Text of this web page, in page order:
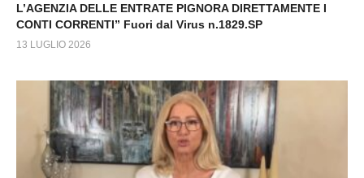
L’AGENZIA DELLE ENTRATE PIGNORA DIRETTAMENTE I
CONTI CORRENTI” Fuori dal Virus n.1829.SP
13 LUGLIO 2026